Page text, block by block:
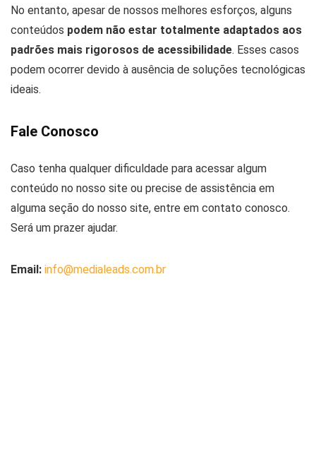
No entanto, apesar de nossos melhores esforços, alguns
conteúdos podem não estar totalmente adaptados aos
padrões mais rigorosos de acessibilidade. Esses casos
podem ocorrer devido à ausência de soluções tecnológicas
ideais.
Fale Conosco
Caso tenha qualquer dificuldade para acessar algum
conteúdo no nosso site ou precise de assistência em
alguma seção do nosso site, entre em contato conosco.
Será um prazer ajudar.
Email: info@medialeads.com.br